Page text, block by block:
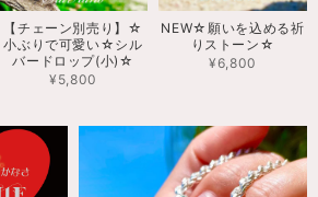
【チェーン別売り】☆
小ぶりで可愛い☆シル
バードロップ(小)☆
¥5,800
NEW☆願いを込める祈
りストーン☆
¥6,800